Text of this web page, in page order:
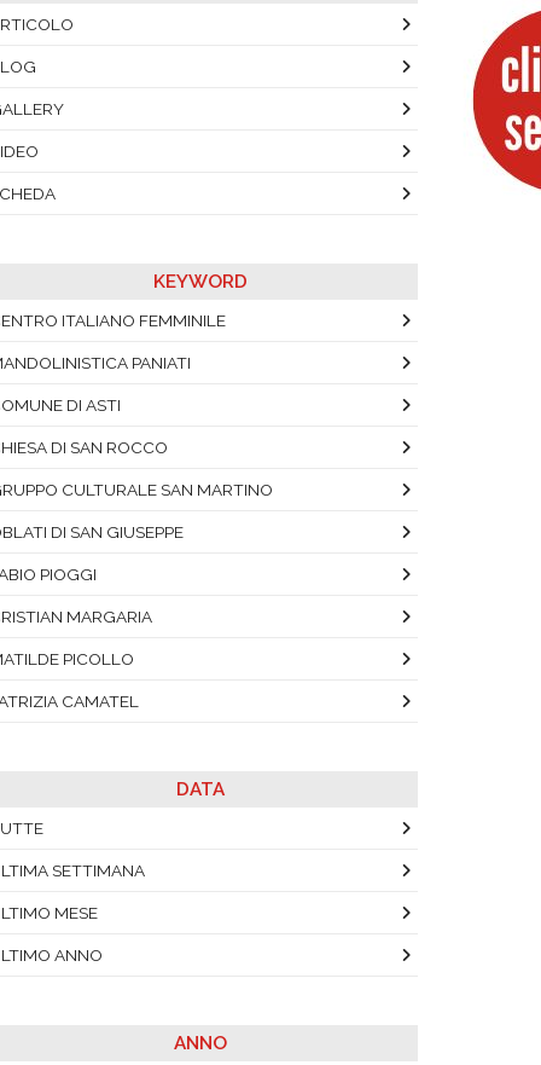
KEYWORD
ITALIANO FEMMINILE
PANIATI
DI ASTI
DI SAN ROCCO
CULTURALE SAN MARTINO
DI SAN GIUSEPPE
PIOGGI
MARGARIA
PICOLLO
CAMATEL
DATA
SETTIMANA
MESE
ANNO
ANNO